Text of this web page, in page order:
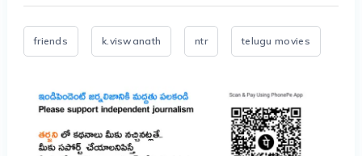
friends k.viswanath ntr telugu movies